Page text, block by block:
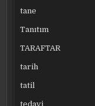
tane
Tanıtım
TARAFTAR
tarih
tatil
tedavi